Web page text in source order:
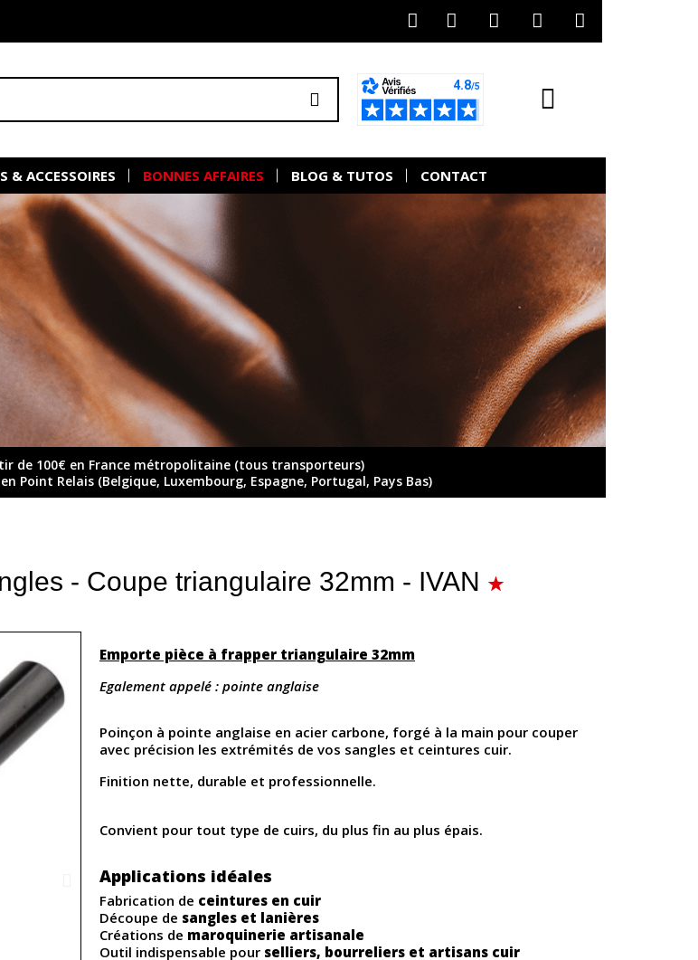
& ACCESSOIRES BONNES AFFAIRES BLOG & TUTOS CONTACT
de 100€ en France métropolitaine (tous transporteurs)
Point Relais (Belgique, Luxembourg, Espagne, Portugal, Pays Bas)
- Coupe triangulaire 32mm - IVAN
Emporte pièce à frapper triangulaire 32mm
Egalement appelé : pointe anglaise
Poinçon à pointe anglaise en acier carbone, forgé à la main pour couper
avec précision les extrémités de vos sangles et ceintures cuir.
Finition nette, durable et professionnelle.
Convient pour tout type de cuirs, du plus fin au plus épais.
Applications idéales
Fabrication de ceintures en cuir
Découpe de sangles et lanières
Créations de maroquinerie artisanale
Outil indispensable pour selliers, bourreliers et artisans cuir